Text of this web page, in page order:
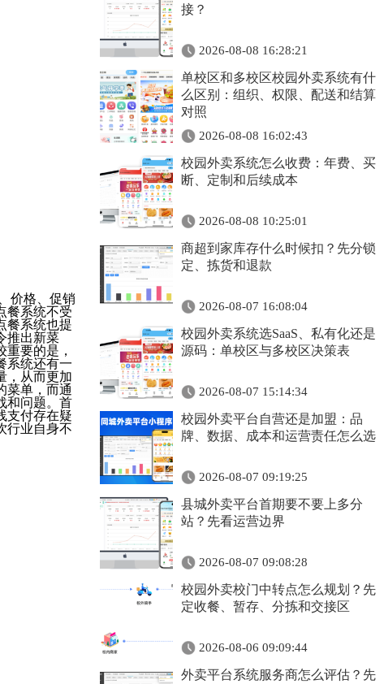
价格、促销
餐系统不受
餐系统也提
推出新菜
要的是，
系统还有一
，从而更加
菜单，而通
和问题。首
支付存在疑
行业自身不
接？
2026-08-08 16:28:21
单校区和多校区校园外卖系统有什
么区别：组织、权限、配送和结算
对照
2026-08-08 16:02:43
校园外卖系统怎么收费：年费、买
断、定制和后续成本
2026-08-08 10:25:01
商超到家库存什么时候扣？先分锁
定、拣货和退款
2026-08-07 16:08:04
校园外卖系统选SaaS、私有化还是
源码：单校区与多校区决策表
2026-08-07 15:14:34
校园外卖平台自营还是加盟：品
牌、数据、成本和运营责任怎么选
2026-08-07 09:19:25
县城外卖平台首期要不要上多分
站？先看运营边界
2026-08-07 09:08:28
校园外卖校门中转点怎么规划？先
定收餐、暂存、分拣和交接区
2026-08-06 09:09:44
外卖平台系统服务商怎么评估？先